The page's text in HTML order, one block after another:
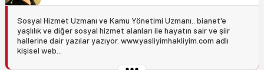
Sosyal Hizmet Uzmanı ve Kamu Yönetimi Uzmanı.. bianet'e
yaşlılık ve diğer sosyal hizmet alanları ile hayatın sair ve şiir
hallerine dair yazılar yazıyor. www.yasliyimhakliyim.com adlı
kişisel web...